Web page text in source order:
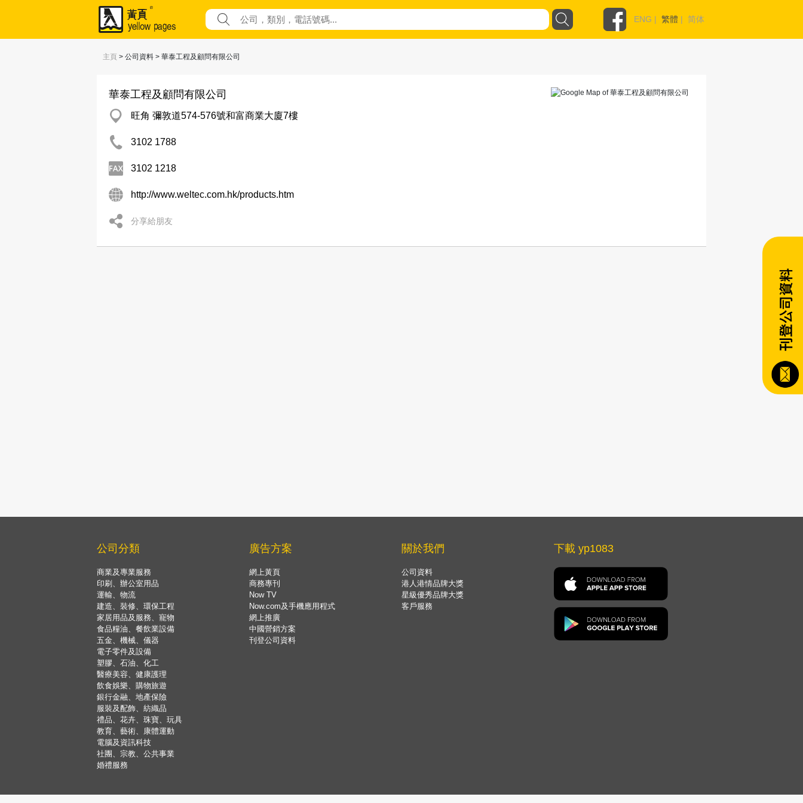
ENG | 繁體 | 简体
主頁 > 公司資料 > 華泰工程及顧問有限公司
華泰工程及顧問有限公司
旺角 彌敦道574-576號和富商業大廈7樓
3102 1788
3102 1218
http://www.weltec.com.hk/products.htm
分享給朋友
公司分類
商業及專業服務
印刷、辦公室用品
運輸、物流
建造、裝修、環保工程
家居用品及服務、寵物
食品糧油、餐飲業設備
五金、機械、儀器
電子零件及設備
塑膠、石油、化工
醫療美容、健康護理
飲食娛樂、購物旅遊
銀行金融、地產保險
服裝及配飾、紡織品
禮品、花卉、珠寶、玩具
教育、藝術、康體運動
電腦及資訊科技
社團、宗教、公共事業
婚禮服務
廣告方案
網上黃頁
商務專刊
Now TV
Now.com及手機應用程式
網上推廣
中國營銷方案
刊登公司資料
關於我們
公司資料
港人港情品牌大獎
星級優秀品牌大獎
客戶服務
下載 yp1083